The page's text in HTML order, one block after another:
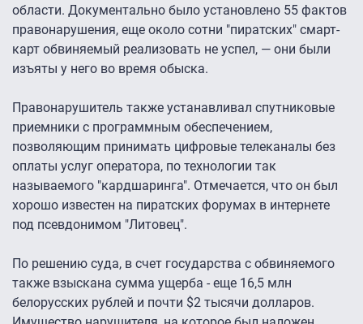
области. Документально было установлено 55 фактов
правонарушения, еще около сотни "пиратских" смарт-
карт обвиняемый реализовать не успел, — они были
изъяты у него во время обыска.
Правонарушитель также устанавливал спутниковые
приемники с программным обеспечением,
позволяющим принимать цифровые телеканалы без
оплаты услуг оператора, по технологии так
называемого "кардшаринга". Отмечается, что он был
хорошо известен на пиратских форумах в интернете
под псевдонимом "Литовец".
По решению суда, в счет государства с обвиняемого
также взыскана сумма ущерба - еще 16,5 млн
белорусских рублей и почти $2 тысячи долларов.